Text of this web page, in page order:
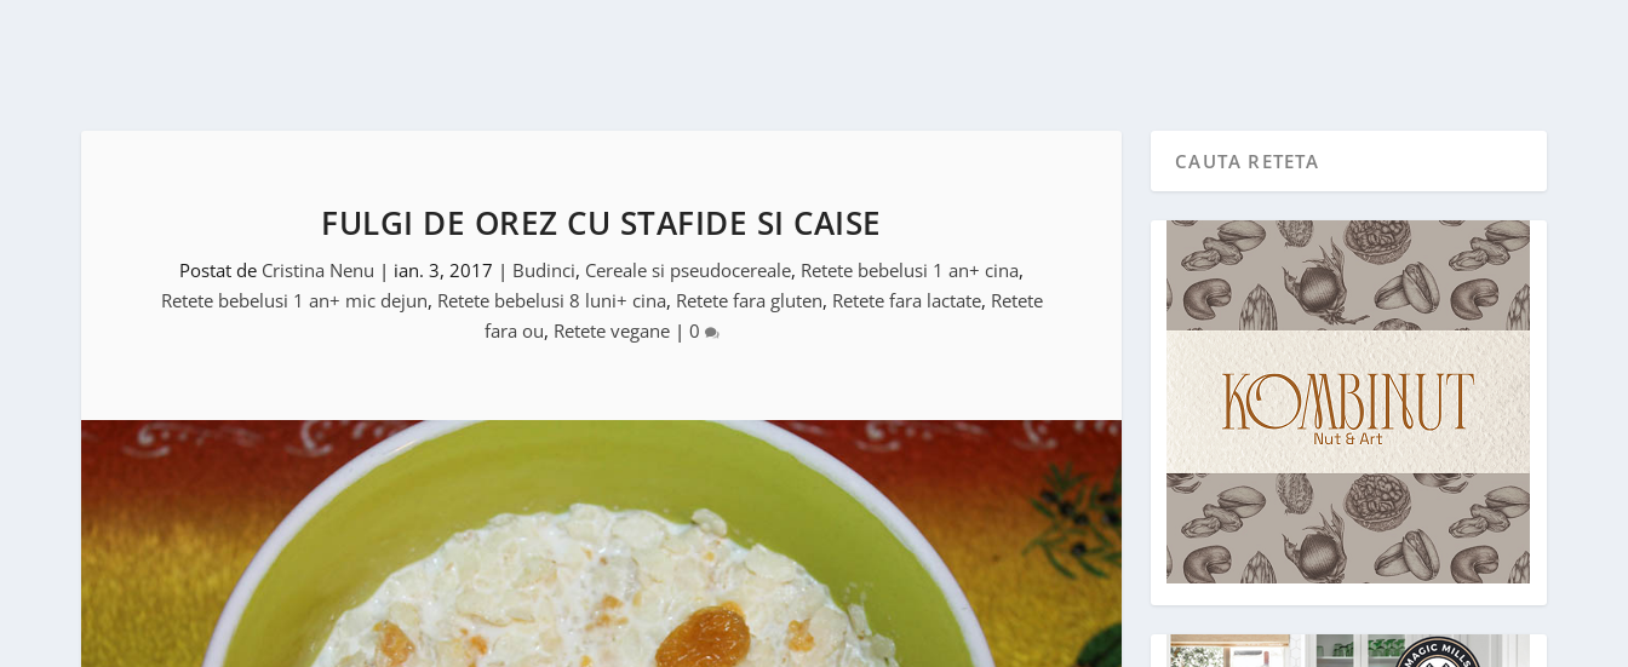
FULGI DE OREZ CU STAFIDE SI CAISE
Postat de Cristina Nenu | ian. 3, 2017 | Budinci, Cereale si pseudocereale, Retete bebelusi 1 an+ cina,
Retete bebelusi 1 an+ mic dejun, Retete bebelusi 8 luni+ cina, Retete fara gluten, Retete fara lactate, Retete
fara ou, Retete vegane| 0